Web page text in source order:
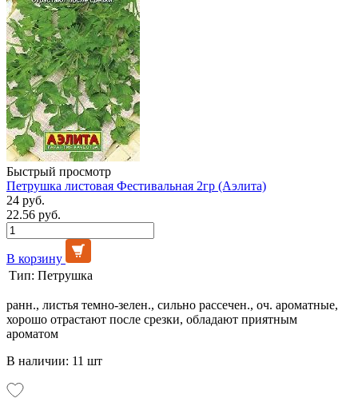
Быстрый просмотр
Петрушка листовая Фестивальная 2гр (Аэлита)
24 руб.
22.56 руб.
В корзину
Тип: Петрушка
ранн., листья темно-зелен., сильно рассечен., оч. ароматные,
хорошо отрастают после срезки, обладают приятным
ароматом
В наличии: 11 шт